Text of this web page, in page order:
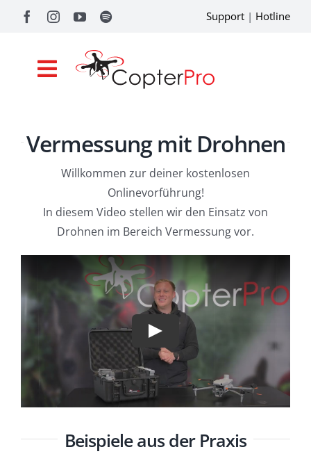
Support | Hotline
Toggle
Drohnenförderung
Referenzen
Service
Einsatzgebiete
Karriere
Vermessung mit Drohnen
Willkommen zur deiner kostenlosen
Onlinevorführung!
In diesem Video stellen wir den Einsatz von
Drohnen im Bereich Vermessung vor.
Beispiele aus der Praxis